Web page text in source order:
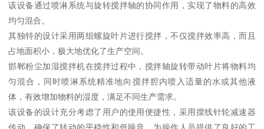
该设备通过喷淋系统与旋转搅拌轴的协同作用，实现了物料的高效
均匀混合。
其独特的设计采用两组螺旋叶片进行搅拌，不仅搅拌效率高，而且
占地面积小，极大地优化了生产空间。
邯郸粉尘加湿搅拌机在搅拌过程中，搅拌轴旋转带动叶片将物料均
匀混合，同时喷淋系统精准地向搅拌腔内喷入适量的水或其他液
体，有效增加物料的湿度，满足不同生产需求。
该设备的设计充分考虑了用户的使用便捷性，采用摆线针轮减速器